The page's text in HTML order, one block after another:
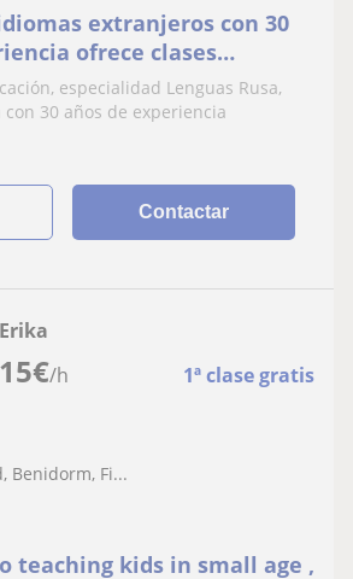
extranjeros con 30
ofrece clases
inglés y español para
en Villajoyosa y Finestrat
especialidad Lenguas Rusa,
30 años de experiencia
Contactar
15€/h 1ª clase gratis
Erika
Benidorm, Fi...
teaching kids in small age ,